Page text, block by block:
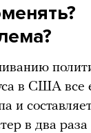
в США все
и
в два раза